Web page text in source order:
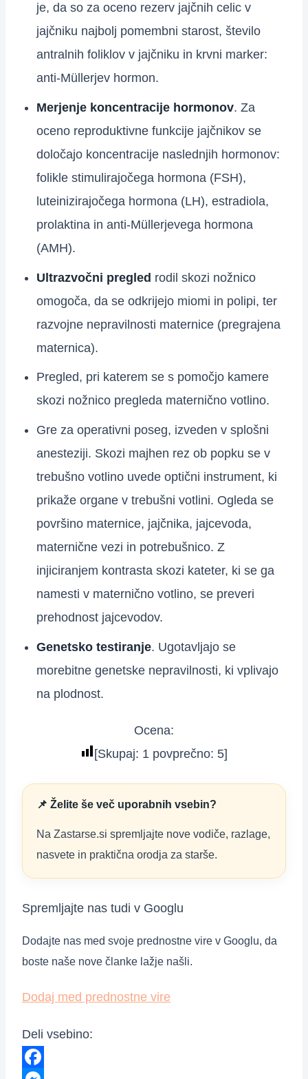
je, da so za oceno rezerv jajčnih celic v
jajčniku najbolj pomembni starost, število
antralnih foliklov v jajčniku in krvni marker:
anti-Müllerjev hormon.
Merjenje koncentracije hormonov. Za
oceno reproduktivne funkcije jajčnikov se
določajo koncentracije naslednjih hormonov:
folikle stimulirajočega hormona (FSH),
luteinizirajočega hormona (LH), estradiola,
prolaktina in anti-Müllerjevega hormona
(AMH).
Ultrazvočni pregled rodil skozi nožnico
omogoča, da se odkrijejo miomi in polipi, ter
razvojne nepravilnosti maternice (pregrajena
maternica).
Pregled, pri katerem se s pomočjo kamere
skozi nožnico pregleda maternično votlino.
Gre za operativni poseg, izveden v splošni
anesteziji. Skozi majhen rez ob popku se v
trebušno votlino uvede optični instrument, ki
prikaže organe v trebušni votlini. Ogleda se
površino maternice, jajčnika, jajcevoda,
maternične vezi in potrebušnico. Z
injiciranjem kontrasta skozi kateter, ki se ga
namesti v maternično votlino, se preveri
prehodnost jajcevodov.
Genetsko testiranje. Ugotavljajo se
morebitne genetske nepravilnosti, ki vplivajo
na plodnost.
Ocena:
[Skupaj: 1 povprečno: 5]
📌 Želite še več uporabnih vsebin?
Na Zastarse.si spremljajte nove vodiče, razlage,
nasvete in praktična orodja za starše.
Spremljajte nas tudi v Googlu
Dodajte nas med svoje prednostne vire v Googlu, da
boste naše nove članke lažje našli.
Dodaj med prednostne vire
Deli vsebino: